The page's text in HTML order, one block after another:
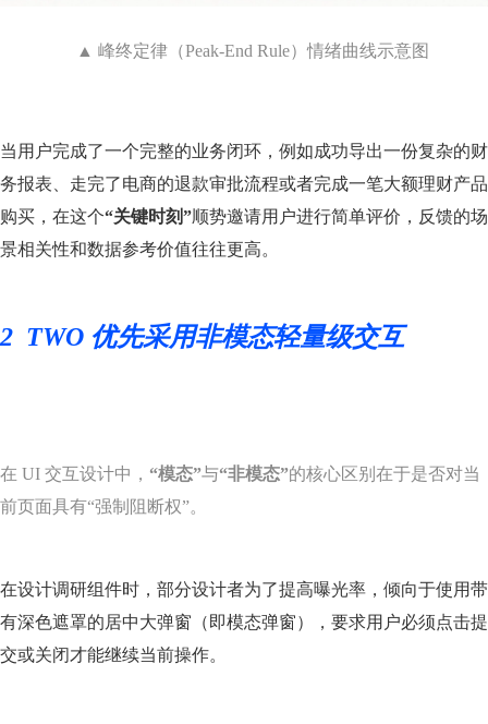
▲ 峰终定律（Peak-End Rule）情绪曲线示意图
当用户完成了一个完整的业务闭环，例如成功导出一份复杂的财
务报表、走完了电商的退款审批流程或者完成一笔大额理财产品
购买，在这个“关键时刻”顺势邀请用户进行简单评价，反馈的场
景相关性和数据参考价值往往更高。
2 TWO 优先采用非模态轻量级交互
在 UI 交互设计中， “模态”与“非模态”的核心区别在于是否对当
前页面具有“强制阻断权”。
在设计调研组件时，部分设计者为了提高曝光率，倾向于使用带
有深色遮罩的居中大弹窗（即模态弹窗），要求用户必须点击提
交或关闭才能继续当前操作。